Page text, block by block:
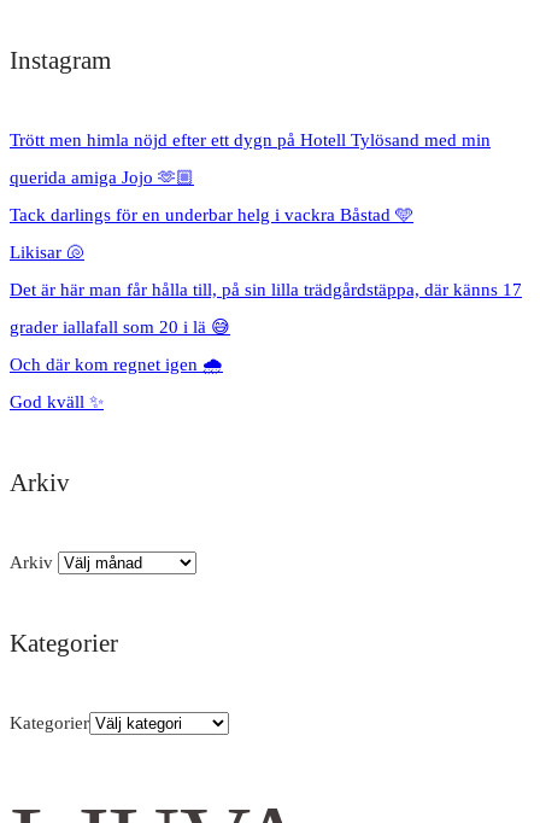
Instagram
Trött men himla nöjd efter ett dygn på Hotell Tylösand med min
querida amiga Jojo 🫶🏼
Tack darlings för en underbar helg i vackra Båstad 🩵
Likisar 🐚
Det är här man får hålla till, på sin lilla trädgårdstäppa, där känns 17
grader iallafall som 20 i lä 😅
Och där kom regnet igen 🌧️
God kväll ✨
Arkiv
Arkiv
Kategorier
Kategorier